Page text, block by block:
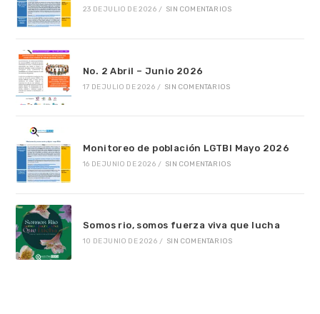
23 DE JULIO DE 2026 / SIN COMENTARIOS
No. 2 Abril – Junio 2026
17 DE JULIO DE 2026 / SIN COMENTARIOS
Monitoreo de población LGTBI Mayo 2026
16 DE JUNIO DE 2026 / SIN COMENTARIOS
Somos rio, somos fuerza viva que lucha
10 DE JUNIO DE 2026 / SIN COMENTARIOS